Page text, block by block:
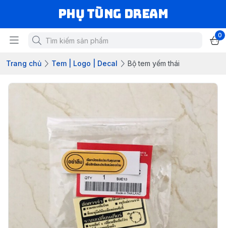
Phụ Tùng Dream
0
Trang chủ Tem | Logo | Decal Bộ tem yếm thái